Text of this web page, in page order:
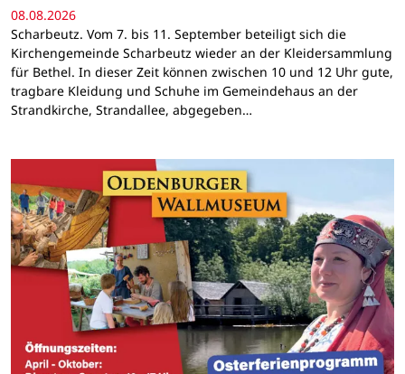
08.08.2026
Scharbeutz. Vom 7. bis 11. September beteiligt sich die
Kirchengemeinde Scharbeutz wieder an der Kleidersammlung
für Bethel. In dieser Zeit können zwischen 10 und 12 Uhr gute,
tragbare Kleidung und Schuhe im Gemeindehaus an der
Strandkirche, Strandallee, abgegeben…